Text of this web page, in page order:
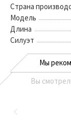
Страна
Модель
Длина
Силуэт
Мы
Вы